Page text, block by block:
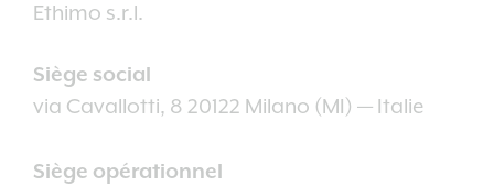
Ethimo s.r.l.
Siège social
via Cavallotti, 8 20122 Milano (MI) — Italie
Siège opérationnel